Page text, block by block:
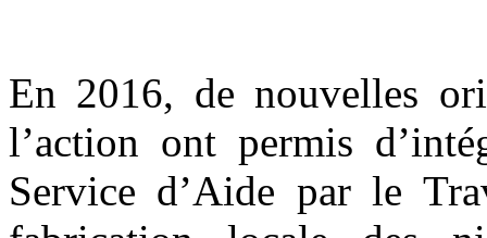
En 2016, de nouvelles
l’action ont permis
Service d’Aide par le